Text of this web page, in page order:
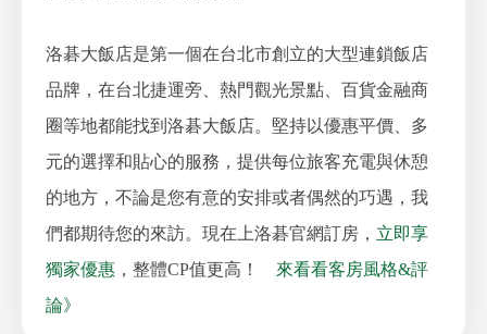
洛碁大飯店是第一個在台北市創立的大型連鎖飯店
品牌，在台北捷運旁、熱門觀光景點、百貨金融商
圈等地都能找到洛碁大飯店。堅持以優惠平價、多
元的選擇和貼心的服務，提供每位旅客充電與休憩
的地方，不論是您有意的安排或者偶然的巧遇，我
們都期待您的來訪。現在上洛碁官網訂房， 立即享
獨家優惠 ，整體CP值更高！ 來看看客房風格&評
論》